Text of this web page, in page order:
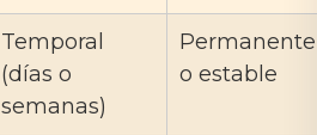
Temporal
(días o
semanas)
Permanente
o estable